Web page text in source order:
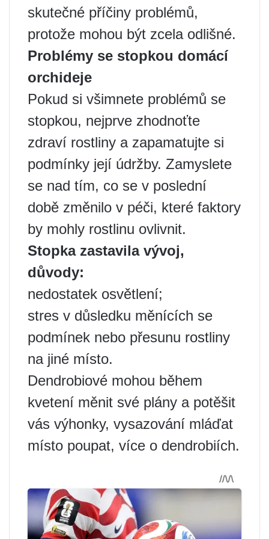
skutečné příčiny problémů,
protože mohou být zcela odlišné.
Problémy se stopkou domácí
orchideje
Pokud si všimnete problémů se
stopkou, nejprve zhodnoťte
zdraví rostliny a zapamatujte si
podmínky její údržby. Zamyslete
se nad tím, co se v poslední
době změnilo v péči, které faktory
by mohly rostlinu ovlivnit.
Stopka zastavila vývoj,
důvody:
nedostatek osvětlení;
stres v důsledku měnících se
podmínek nebo přesunu rostliny
na jiné místo.
Dendrobiové mohou během
kvetení měnit své plány a potěšit
vás výhonky, vysazování mláďat
místo poupat, více o dendrobiích.